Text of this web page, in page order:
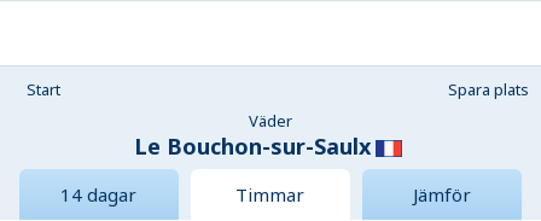
Start
Spara plats
Väder
Le Bouchon-sur-Saulx
14 dagar Timmar
Jämför